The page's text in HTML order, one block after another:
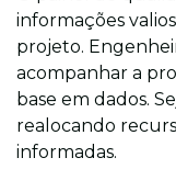
informações
projeto.
acompanhar a
base em dados.
realocando
informadas.